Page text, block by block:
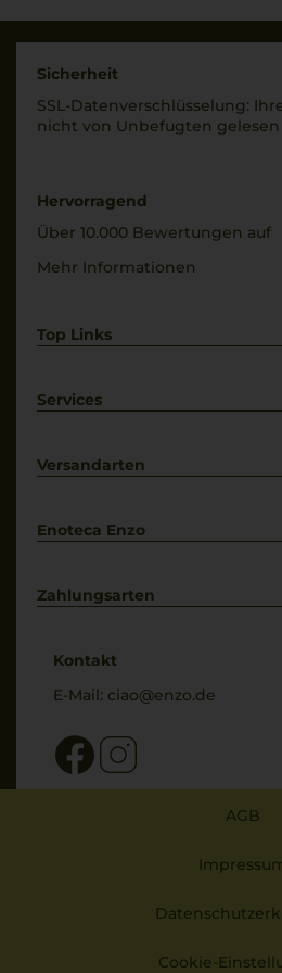
Sicherheit
SSL-Daten­verschlüs­selung:
nicht von Unbe­fugten
Hervorragend
Über 10.000 Bewertungen auf
Mehr Informationen
Top Links
Weißwein
Services
Kontakt
Versandarten
Enoteca Enzo
Bewertungs-Richtlinien
Zahlungsarten
Kontakt
E-Mail: ciao@enzo.de
AGB
Cookie-